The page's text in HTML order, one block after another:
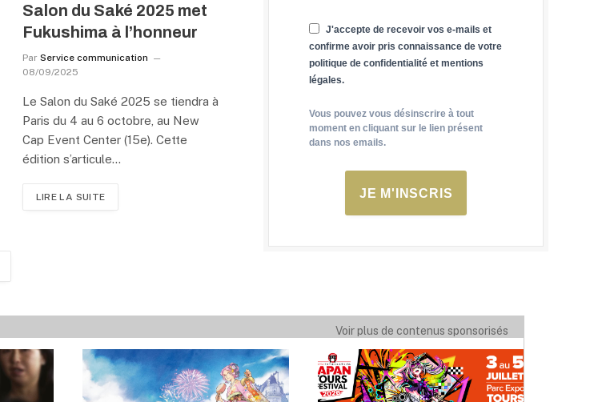
Salon du Saké 2025 met
Fukushima à l’honneur
Par Service communication
08/09/2025
Le Salon du Saké 2025 se tiendra à
Paris du 4 au 6 octobre, au New
Cap Event Center (15e). Cette
édition s’articule…
LIRE LA SUITE
J'accepte de recevoir vos e-mails et
confirme avoir pris connaissance de votre
politique de confidentialité et mentions
légales.
Vous pouvez vous désinscrire à tout
moment en cliquant sur le lien présent
dans nos emails.
JE M'INSCRIS
Voir plus de contenus sponsorisés